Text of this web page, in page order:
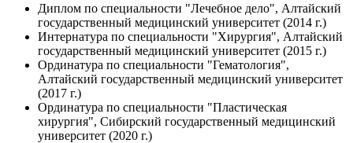
Диплом по специальности "Лечебное дело", Алтайский
государственный медицинский университет (2014 г.)
Интернатура по специальности "Хирургия", Алтайский
государственный медицинский университет (2015 г.)
Ординатура по специальности "Гематология",
Алтайский государственный медицинский университет
(2017 г.)
Ординатура по специальности "Пластическая
хирургия", Сибирский государственный медицинский
университет (2020 г.)